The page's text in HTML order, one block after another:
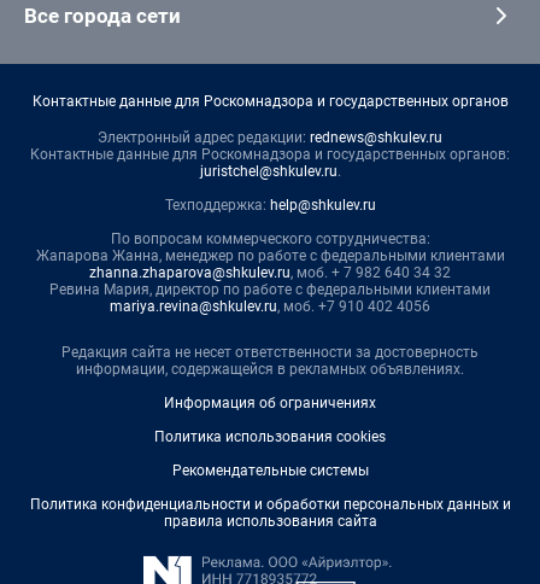
Все города сети
Контактные данные для Роскомнадзора и государственных органов
Электронный адрес редакции: rednews@shkulev.ru
Контактные данные для Роскомнадзора и государственных органов:
juristchel@shkulev.ru.
Техподдержка: help@shkulev.ru
По вопросам коммерческого сотрудничества:
Жапарова Жанна, менеджер по работе с федеральными клиентами
zhanna.zhaparova@shkulev.ru, моб. + 7 982 640 34 32
Ревина Мария, директор по работе с федеральными клиентами
mariya.revina@shkulev.ru, моб. +7 910 402 4056
Редакция сайта не несет ответственности за достоверность
информации, содержащейся в рекламных объявлениях.
Информация об ограничениях
Политика использования cookies
Рекомендательные системы
Политика конфиденциальности и обработки персональных данных и
правила использования сайта